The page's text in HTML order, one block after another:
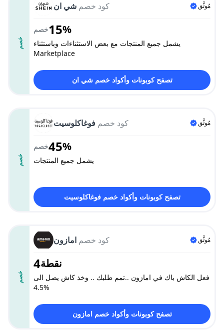
خصم
كود خصم شي ان مُوثَّق
خصم15%
يشمل جميع المنتجات مع بعض الاستثناءات وباستثناء
Marketplace
تصفح كوبونات وأكواد خصم شي ان
خصم
كود خصم فوغاكلوسيت مُوثَّق
خصم45%
يشمل جميع المنتجات
تصفح كوبونات وأكواد خصم فوغاكلوسيت
خصم
كود خصم امازون مُوثَّق
4نقطة
فعل الكاش باك في امازون ..تمم طلبك .. وخذ كاش يصل الى
4.5%
تصفح كوبونات وأكواد خصم امازون